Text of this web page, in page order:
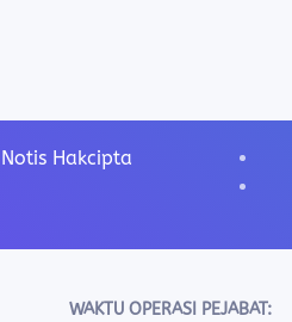
Notis Hakcipta
WAKTU OPERASI PEJABAT: